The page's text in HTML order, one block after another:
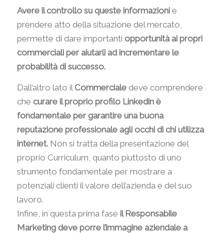
Avere il controllo su queste informazionie
prendere atto della situazione del mercato,
permette di dare importanti opportunità ai propri
commerciali per aiutarli ad incrementare le
probabilità di successo.
Dall’altro lato il Commercialedeve comprendere
che curare il proprio profilo Linkedin è
fondamentale per garantire una buona
reputazione professionale agli occhi di chi utilizza
internet.Non si tratta della presentazione del
proprio Curriculum, quanto piuttosto di uno
strumento fondamentale per mostrare a
potenziali clienti il valore dell’azienda e del suo
lavoro.
Infine, in questa prima fase il Responsabile
Marketing deve porre l’immagine aziendale a